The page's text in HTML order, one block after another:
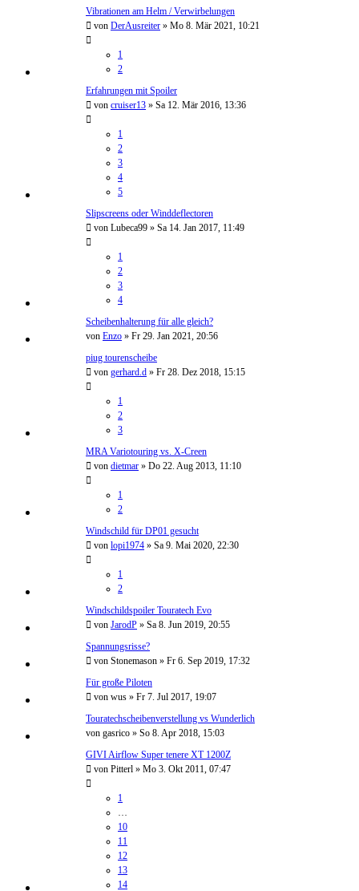
Vibrationen am Helm / Verwirbelungen
von DerAusreiter » Mo 8. Mär 2021, 10:21
1
2
Erfahrungen mit Spoiler
von cruiser13 » Sa 12. Mär 2016, 13:36
1
2
3
4
5
Slipscreens oder Winddeflectoren
von Lubeca99 » Sa 14. Jan 2017, 11:49
1
2
3
4
Scheibenhalterung für alle gleich?
von Enzo » Fr 29. Jan 2021, 20:56
piug tourenscheibe
von gerhard.d » Fr 28. Dez 2018, 15:15
1
2
3
MRA Variotouring vs. X-Creen
von dietmar » Do 22. Aug 2013, 11:10
1
2
Windschild für DP01 gesucht
von lopi1974 » Sa 9. Mai 2020, 22:30
1
2
Windschildspoiler Touratech Evo
von JarodP » Sa 8. Jun 2019, 20:55
Spannungsrisse?
von Stonemason » Fr 6. Sep 2019, 17:32
Für große Piloten
von wus » Fr 7. Jul 2017, 19:07
Touratechscheibenverstellung vs Wunderlich
von gasrico » So 8. Apr 2018, 15:03
GIVI Airflow Super tenere XT 1200Z
von Pitterl » Mo 3. Okt 2011, 07:47
1
10
11
12
13
14